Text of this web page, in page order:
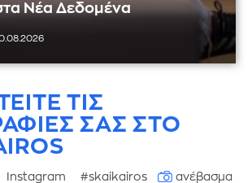
Νέα Δεδομένα
ΤΙΣ
ΣΑΣ ΣΤΟ
Instagram #skaikairos
ανέβασμα